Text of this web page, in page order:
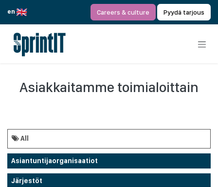
en
Careers & culture Pyydä tarjous
Asiakkaitamme toimialoittain
All
Asiantuntijaorganisaatiot
Järjestöt